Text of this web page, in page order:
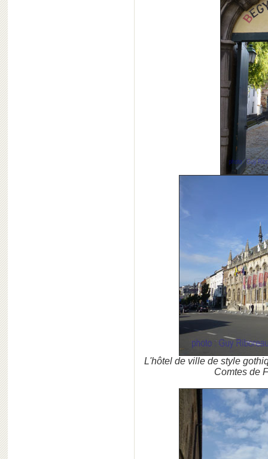
L'hôtel de ville de style
Comtes de